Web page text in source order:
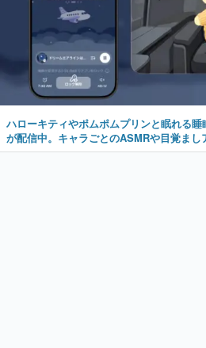
ハローキティやポムポムプリンと眠れる睡
が配信中。キャラごとのASMRや目覚まし